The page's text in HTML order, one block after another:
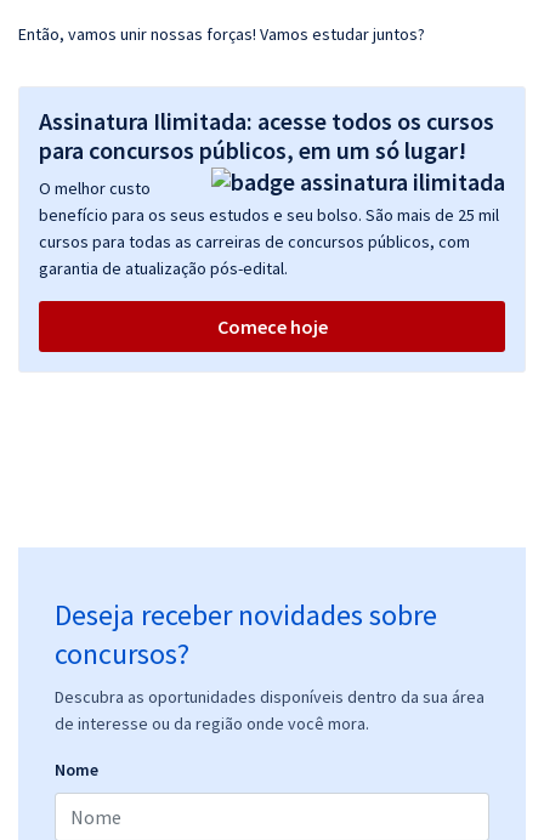
Então, vamos unir nossas forças! Vamos estudar juntos?
Assinatura Ilimitada: acesse todos os cursos
para concursos públicos, em um só lugar!
O melhor custo
benefício para os seus estudos e seu bolso. São mais de 25 mil
cursos para todas as carreiras de concursos públicos, com
garantia de atualização pós-edital.
Comece hoje
Deseja receber novidades sobre
concursos?
Descubra as oportunidades disponíveis dentro da sua área
de interesse ou da região onde você mora.
Nome